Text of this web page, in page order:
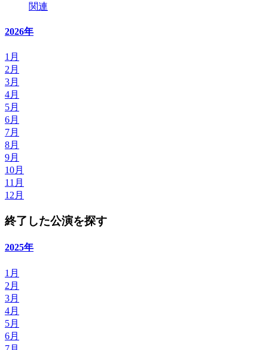
関連
2026年
1月
2月
3月
4月
5月
6月
7月
8月
9月
10月
11月
12月
終了した公演を探す
2025年
1月
2月
3月
4月
5月
6月